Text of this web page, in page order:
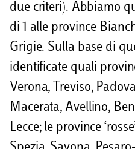
due criteri). Abbiamo
di 1 alle province
Grigie. Sulla base di
identificate quali
Verona, Treviso,
Macerata, Avellino,
Lecce; le province